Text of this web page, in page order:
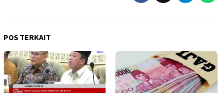
POS TERKAIT